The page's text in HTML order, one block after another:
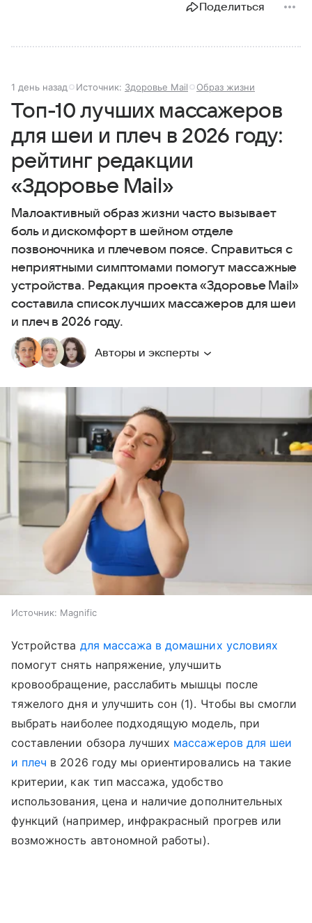
Поделиться
1 день назад Источник: Здоровье Mail Образ жизни
Топ-10 лучших массажеров
для шеи и плеч в 2026 году:
рейтинг редакции
«Здоровье Mail»
Малоактивный образ жизни часто вызывает
боль и дискомфорт в шейном отделе
позвоночника и плечевом поясе. Справиться с
неприятными симптомами помогут массажные
устройства. Редакция проекта «Здоровье Mail»
составила список лучших массажеров для шеи
и плеч в 2026 году.
Авторы и эксперты
Источник: Magnific
Устройства для массажа в домашних условиях
помогут снять напряжение, улучшить
кровообращение, расслабить мышцы после
тяжелого дня и улучшить сон (1). Чтобы вы смогли
выбрать наиболее подходящую модель, при
составлении обзора лучших массажеров для шеи
и плеч в 2026 году мы ориентировались на такие
критерии, как тип массажа, удобство
использования, цена и наличие дополнительных
функций (например, инфракрасный прогрев или
возможность автономной работы).